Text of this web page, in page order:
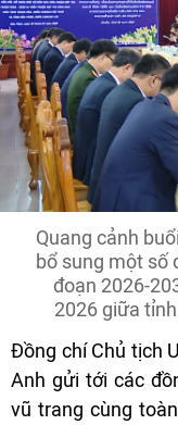
Quang cảnh
bổ sung một số
đoạn 2026-
2026 giữa
Đồng chí Chủ tịch
Anh gửi tới các
vũ trang cùng